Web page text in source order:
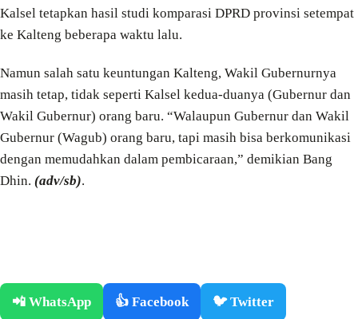
Kalsel tetapkan hasil studi komparasi DPRD provinsi setempat
ke Kalteng beberapa waktu lalu.
Namun salah satu keuntungan Kalteng, Wakil Gubernurnya
masih tetap, tidak seperti Kalsel kedua-duanya (Gubernur dan
Wakil Gubernur) orang baru. “Walaupun Gubernur dan Wakil
Gubernur (Wagub) orang baru, tapi masih bisa berkomunikasi
dengan memudahkan dalam pembicaraan,” demikian Bang
Dhin. (adv/sb).
📲 WhatsApp 👍 Facebook 🐦 Twitter